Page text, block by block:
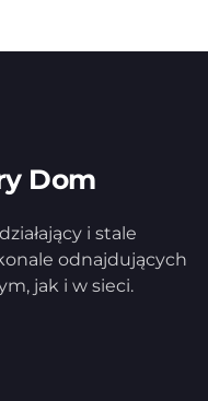
Dom
i stale
odnajdujących
jak i w sieci.